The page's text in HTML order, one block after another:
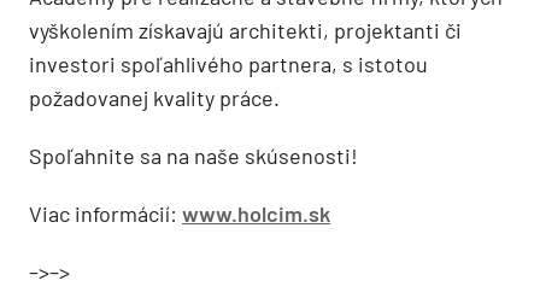
vyškolením získavajú architekti, projektanti či
investori spoľahlivého partnera, s istotou
požadovanej kvality práce.
Spoľahnite sa na naše skúsenosti!
Viac informácií: www.holcim.sk
–>–>